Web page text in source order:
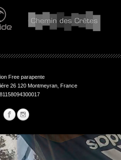
Free parapente
26 120 Montmeyran, France